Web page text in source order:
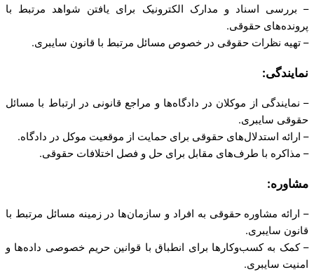
– بررسی اسناد و مدارک الکترونیک برای یافتن شواهد مرتبط با
پرونده‌های حقوقی.
– تهیه نظرات حقوقی در خصوص مسائل مرتبط با قانون سایبری.
نمایندگی:
– نمایندگی از موکلان در دادگاه‌ها و مراجع قانونی در ارتباط با مسائل
حقوقی سایبری.
– ارائه استدلال‌های حقوقی برای حمایت از موقعیت موکل در دادگاه.
– مذاکره با طرف‌های مقابل برای حل و فصل اختلافات حقوقی.
مشاوره:
– ارائه مشاوره حقوقی به افراد و سازمان‌ها در زمینه مسائل مرتبط با
قانون سایبری.
– کمک به کسب‌وکارها برای انطباق با قوانین حریم خصوصی داده‌ها و
امنیت سایبری.